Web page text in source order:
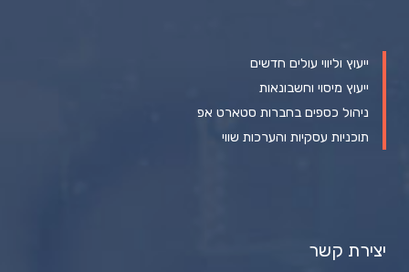
ייעוץ וליווי עולים חדשים
ייעוץ מיסוי וחשבונאות
ניהול כספים בחברות סטארט אפ
תוכניות עסקיות והערכות שווי
יצירת קשר